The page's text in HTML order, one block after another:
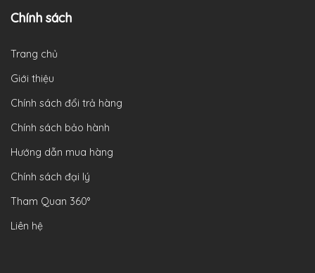
Chính sách
Trang chủ
Giới thiệu
Chính sách đổi trả hàng
Chính sách bảo hành
Hướng dẫn mua hàng
Chính sách đại lý
Tham Quan 360°
Liên hệ